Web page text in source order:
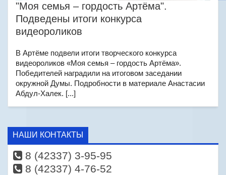
"Моя семья – гордость Артёма".
Подведены итоги конкурса
видеороликов
В Артёме подвели итоги творческого конкурса
видеороликов «Моя семья – гордость Артёма».
Победителей наградили на итоговом заседании
окружной Думы. Подробности в материале Анастасии
Абдул-Халек. [...]
НАШИ КОНТАКТЫ
8 (42337) 3-95-95
8 (42337) 4-76-52